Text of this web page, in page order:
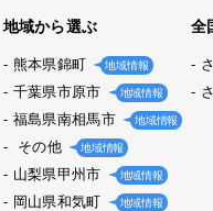
地域から選ぶ
熊本県錦町 地域情報
千葉県市原市 地域情報
福島県南相馬市 地域情報
その他 地域情報
山梨県甲州市 地域情報
岡山県和気町 地域情報
全